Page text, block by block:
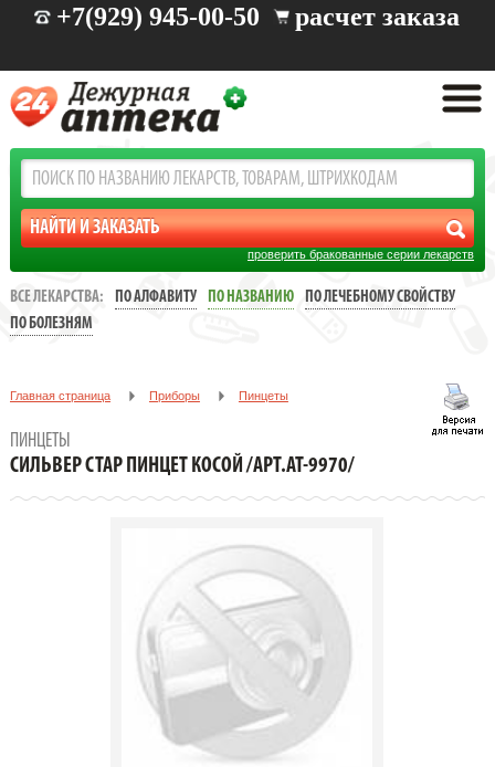
+7(929) 945-00-50 расчет заказа
проверить бракованные серии лекарств
ВСЕ ЛЕКАРСТВА: ПО АЛФАВИТУ ПО НАЗВАНИЮ
ПО ЛЕЧЕБНОМУ СВОЙСТВУ
ПО БОЛЕЗНЯМ
Главная страница Приборы Пинцеты
ПИНЦЕТЫ
СИЛЬВЕР СТАР ПИНЦЕТ КОСОЙ /АРТ.АТ-9970/